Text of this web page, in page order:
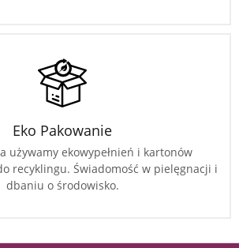
Eko Pakowanie
używamy ekowypełnień i kartonów
recyklingu. Świadomość w pielęgnacji i
dbaniu o środowisko.